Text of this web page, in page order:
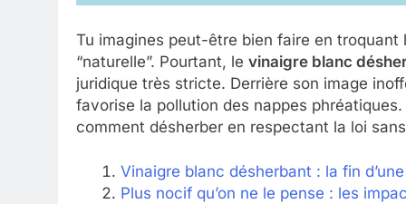
Tu imagines peut-être bien faire en
“naturelle”. Pourtant, le vinaigre blanc
juridique très stricte. Derrière son image
favorise la pollution des nappes
comment désherber en respectant la loi
Vinaigre blanc désherbant : la fin
Plus nocif qu’on ne le pense : les